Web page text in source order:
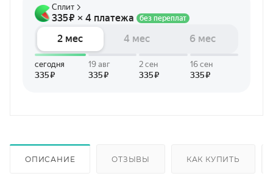
ОПИСАНИЕ ОТЗЫВЫ КАК КУПИТЬ